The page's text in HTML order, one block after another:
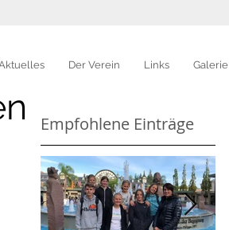
Der Verein Links Galerie
Empfohlene Einträge